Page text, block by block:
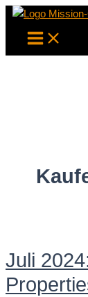
Zum
Inhalt
springen
Juli